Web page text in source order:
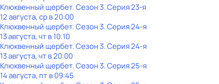
Клюквенный щербет. Сезон 3. Серия 23-я
12 августа, ср в 20:00
Клюквенный щербет. Сезон 3. Серия 24-я
13 августа, чт в 10:10
Клюквенный щербет. Сезон 3. Серия 24-я
13 августа, чт в 20:00
Клюквенный щербет. Сезон 3. Серия 25-я
14 августа, пт в 09:45